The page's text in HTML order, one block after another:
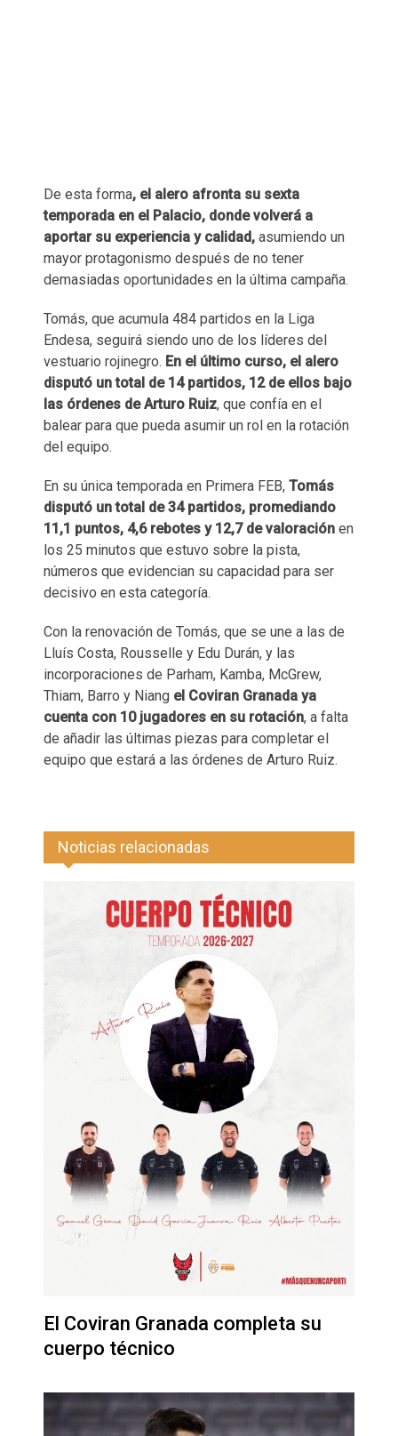
De esta forma, el alero afronta su sexta
temporada en el Palacio, donde volverá a
aportar su experiencia y calidad, asumiendo un
mayor protagonismo después de no tener
demasiadas oportunidades en la última campaña.
Tomás, que acumula 484 partidos en la Liga
Endesa, seguirá siendo uno de los líderes del
vestuario rojinegro. En el último curso, el alero
disputó un total de 14 partidos, 12 de ellos bajo
las órdenes de Arturo Ruiz, que confía en el
balear para que pueda asumir un rol en la rotación
del equipo.
En su única temporada en Primera FEB, Tomás
disputó un total de 34 partidos, promediando
11,1 puntos, 4,6 rebotes y 12,7 de valoración en
los 25 minutos que estuvo sobre la pista,
números que evidencian su capacidad para ser
decisivo en esta categoría.
Con la renovación de Tomás, que se une a las de
Lluís Costa, Rousselle y Edu Durán, y las
incorporaciones de Parham, Kamba, McGrew,
Thiam, Barro y Niang el Coviran Granada ya
cuenta con 10 jugadores en su rotación, a falta
de añadir las últimas piezas para completar el
equipo que estará a las órdenes de Arturo Ruiz.
Noticias relacionadas
El Coviran Granada completa su
cuerpo técnico